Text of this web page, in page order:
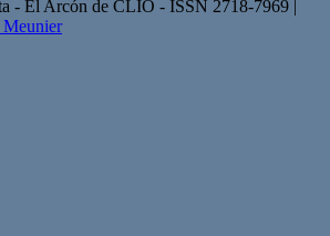
- El Arcón de CLIO - ISSN 2718-7969 |